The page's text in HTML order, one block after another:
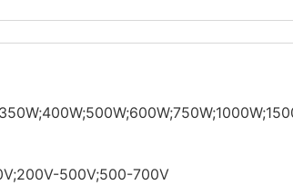
500V;500-700V